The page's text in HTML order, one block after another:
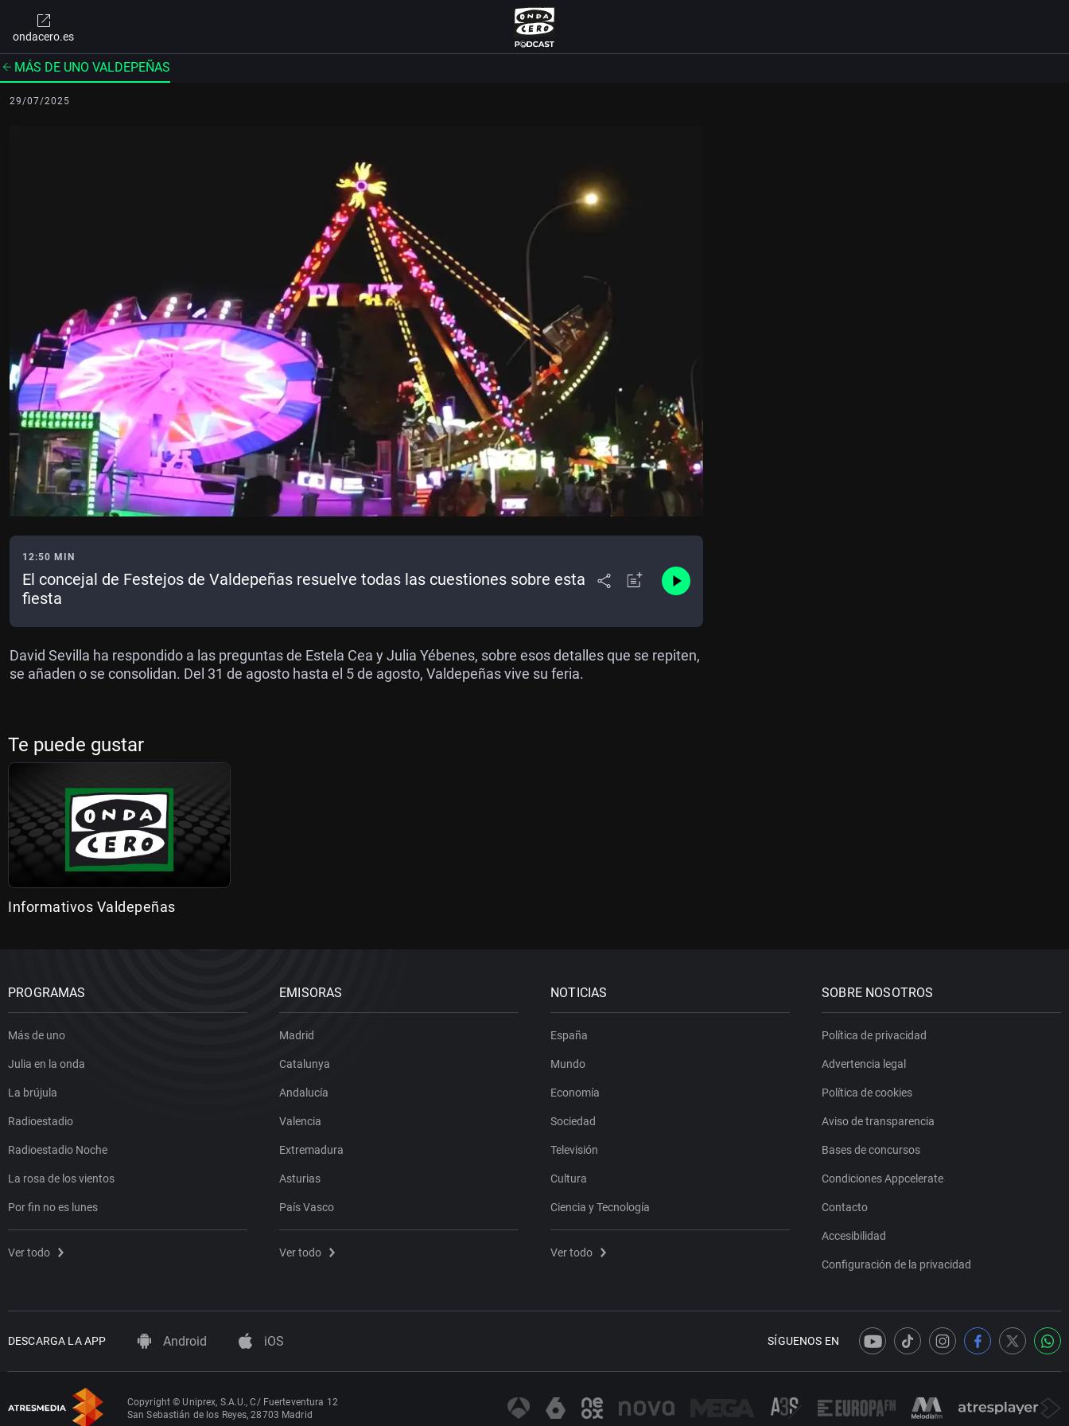
ondacero.es
MÁS DE UNO VALDEPEÑAS
29/07/2025
12:50 MIN
El concejal de Festejos de Valdepeñas resuelve todas las cuestiones sobre esta
fiesta
David Sevilla ha respondido a las preguntas de Estela Cea y Julia Yébenes, sobre esos detalles que se repiten,
se añaden o se consolidan. Del 31 de agosto hasta el 5 de agosto, Valdepeñas vive su feria.
Te puede gustar
Informativos Valdepeñas
PROGRAMAS
Más de uno
Julia en la onda
La brújula
Radioestadio
Radioestadio Noche
La rosa de los vientos
Por fin no es lunes
Ver todo
EMISORAS
Madrid
Catalunya
Andalucía
Valencia
Extremadura
Asturias
País Vasco
Ver todo
NOTICIAS
España
Mundo
Economía
Sociedad
Televisión
Cultura
Ciencia y Tecnología
Ver todo
SOBRE NOSOTROS
Política de privacidad
Advertencia legal
Política de cookies
Aviso de transparencia
Bases de concursos
Condiciones Appcelerate
Contacto
Accesibilidad
Configuración de la privacidad
DESCARGA LA APP Android iOS SÍGUENOS EN
Copyright © Uniprex, S.A.U., C/ Fuerteventura 12
San Sebastián de los Reyes, 28703 Madrid